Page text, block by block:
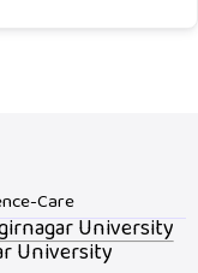
Care
University
University